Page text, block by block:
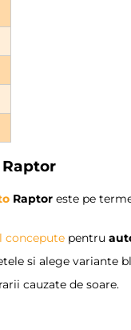
Raptor
Raptor este pe
concepute pentru
si alege variante
cauzate de soare.